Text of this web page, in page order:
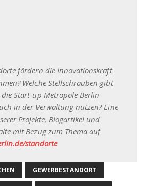
fördern die Innovationskraft
Welche Stellschrauben gibt
die Start-up Metropole Berlin
in der Verwaltung nutzen? Eine
Projekte, Blogartikel und
mit Bezug zum Thema auf
standorte
GEWERBESTANDORT